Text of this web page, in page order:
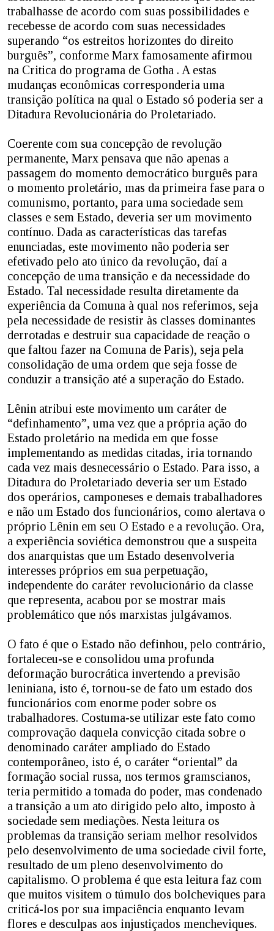
trabalhasse de acordo com suas possibilidades e
recebesse de acordo com suas necessidades
superando “os estreitos horizontes do direito
burguês”, conforme Marx famosamente afirmou
na Critica do programa de Gotha . A estas
mudanças econômicas corresponderia uma
transição política na qual o Estado só poderia ser a
Ditadura Revolucionária do Proletariado.
Coerente com sua concepção de revolução
permanente, Marx pensava que não apenas a
passagem do momento democrático burguês para
o momento proletário, mas da primeira fase para o
comunismo, portanto, para uma sociedade sem
classes e sem Estado, deveria ser um movimento
contínuo. Dada as características das tarefas
enunciadas, este movimento não poderia ser
efetivado pelo ato único da revolução, daí a
concepção de uma transição e da necessidade do
Estado. Tal necessidade resulta diretamente da
experiência da Comuna à qual nos referimos, seja
pela necessidade de resistir às classes dominantes
derrotadas e destruir sua capacidade de reação o
que faltou fazer na Comuna de Paris), seja pela
consolidação de uma ordem que seja fosse de
conduzir a transição até a superação do Estado.
Lênin atribui este movimento um caráter de
“definhamento”, uma vez que a própria ação do
Estado proletário na medida em que fosse
implementando as medidas citadas, iria tornando
cada vez mais desnecessário o Estado. Para isso, a
Ditadura do Proletariado deveria ser um Estado
dos operários, camponeses e demais trabalhadores
e não um Estado dos funcionários, como alertava o
próprio Lênin em seu O Estado e a revolução. Ora,
a experiência soviética demonstrou que a suspeita
dos anarquistas que um Estado desenvolveria
interesses próprios em sua perpetuação,
independente do caráter revolucionário da classe
que representa, acabou por se mostrar mais
problemático que nós marxistas julgávamos.
O fato é que o Estado não definhou, pelo contrário,
fortaleceu-se e consolidou uma profunda
deformação burocrática invertendo a previsão
leniniana, isto é, tornou-se de fato um estado dos
funcionários com enorme poder sobre os
trabalhadores. Costuma-se utilizar este fato como
comprovação daquela convicção citada sobre o
denominado caráter ampliado do Estado
contemporâneo, isto é, o caráter “oriental” da
formação social russa, nos termos gramscianos,
teria permitido a tomada do poder, mas condenado
a transição a um ato dirigido pelo alto, imposto à
sociedade sem mediações. Nesta leitura os
problemas da transição seriam melhor resolvidos
pelo desenvolvimento de uma sociedade civil forte,
resultado de um pleno desenvolvimento do
capitalismo. O problema é que esta leitura faz com
que muitos visitem o túmulo dos bolcheviques para
criticá-los por sua impaciência enquanto levam
flores e desculpas aos injustiçados mencheviques.